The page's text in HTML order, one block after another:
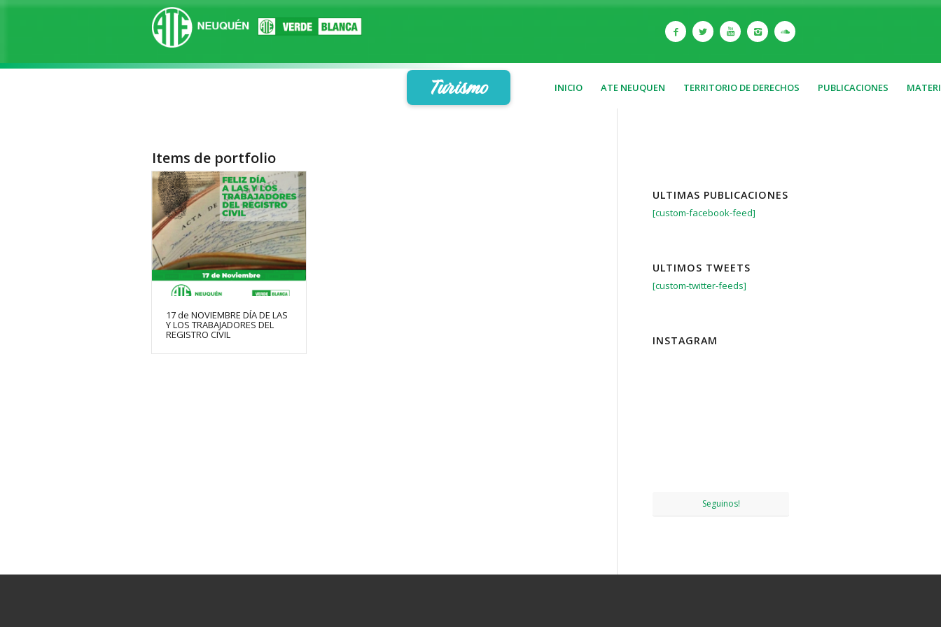
Turismo INICIO ATE NEUQUEN TERRITORIO DE DERECHOS PUBLICACIONES
Items de portfolio
17 de NOVIEMBRE DÍA DE LAS
Y LOS TRABAJADORES DEL
REGISTRO CIVIL
ULTIMAS PUBLICACIONES
[custom-facebook-feed]
ULTIMOS TWEETS
[custom-twitter-feeds]
INSTAGRAM
Seguinos!